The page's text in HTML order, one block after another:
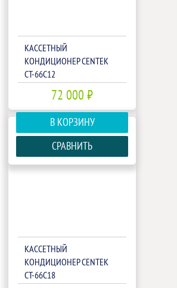
КАССЕТНЫЙ
КОНДИЦИОНЕР CENTEK
CT-66С12
72 000 ₽
В КОРЗИНУ
СРАВНИТЬ
КАССЕТНЫЙ
КОНДИЦИОНЕР CENTEK
CT-66С18